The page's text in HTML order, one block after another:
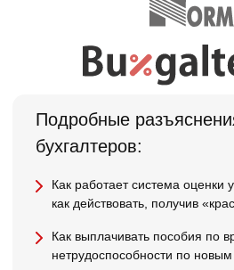
Подробные
бухгалтеров:
Как работает система оценки
как действовать, получив
Как выплачивать пособия по
нетрудоспособности по